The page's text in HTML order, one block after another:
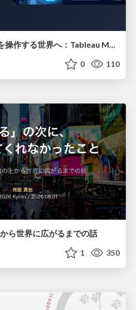
0 110
ら世界に広がるまでの話
1 350